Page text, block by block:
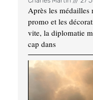
Après les médailles
promo et les
vite, la diplomatie
cap dans